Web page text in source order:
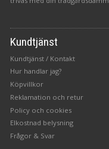
Kundtjänst
Kundtjänst / Kontakt
Hur handlar jag?
Köpvillkor
Reklamation och retur
Policy och cookies
Elkostnad belysning
Frågor & Svar